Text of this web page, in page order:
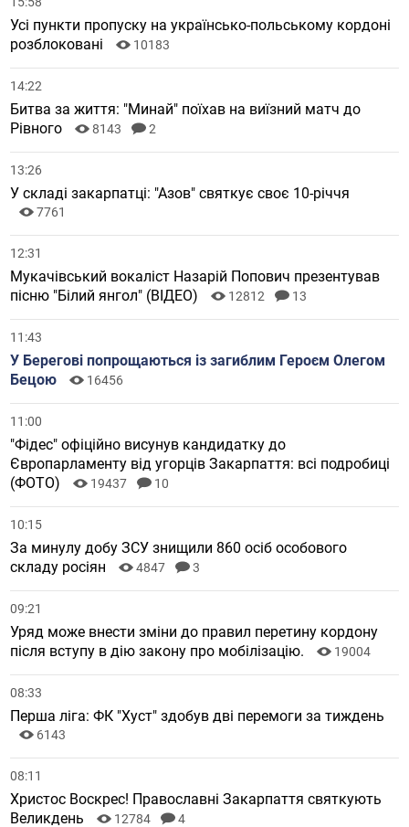
Усі пункти пропуску на українсько-польському кордоні
розблоковані
10183
14:22
Битва за життя: "Минай" поїхав на виїзний матч до
Рівного
8143 2
13:26
У складі закарпатці: "Азов" святкує своє 10-річчя
7761
12:31
Мукачівський вокаліст Назарій Попович презентував
пісню "Білий янгол" (ВІДЕО)
12812 13
11:43
У Берегові попрощаються із загиблим Героєм Олегом
Бецою
16456
11:00
"Фідес" офіційно висунув кандидатку до
Європарламенту від угорців Закарпаття: всі подробиці
(ФОТО)
19437 10
10:15
За минулу добу ЗСУ знищили 860 осіб особового
складу росіян
4847 3
09:21
Уряд може внести зміни до правил перетину кордону
після вступу в дію закону про мобілізацію.
19004
08:33
Перша ліга: ФК "Хуст" здобув дві перемоги за тиждень
6143
08:11
Христос Воскрес! Православні Закарпаття святкують
Великдень
12784 4